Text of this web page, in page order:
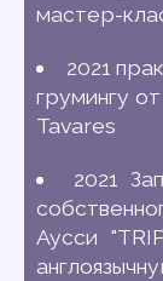
мастер-
2021
грумингу
Tavares
2021
Аусси